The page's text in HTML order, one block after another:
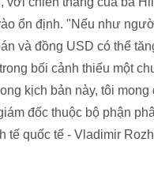
ổn định. "Nếu như
và đồng USD có thể
bối cảnh thiếu một
kịch bản này, tôi
đốc thuộc bộ phận
tế quốc tế - Vladimir